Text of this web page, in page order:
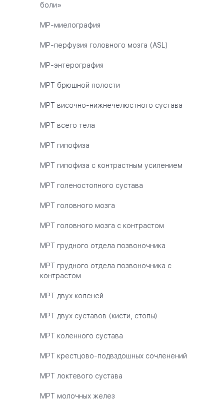
боли»
МР-миелография
МР-перфузия головного мозга (ASL)
МР-энтерография
МРТ брюшной полости
МРТ височно-нижнечелюстного сустава
МРТ всего тела
МРТ гипофиза
МРТ гипофиза с контрастным усилением
МРТ голеностопного сустава
МРТ головного мозга
МРТ головного мозга с контрастом
МРТ грудного отдела позвоночника
МРТ грудного отдела позвоночника с
контрастом
МРТ двух коленей
МРТ двух суставов (кисти, стопы)
МРТ коленного сустава
МРТ крестцово-подвздошных сочленений
МРТ локтевого сустава
МРТ молочных желез